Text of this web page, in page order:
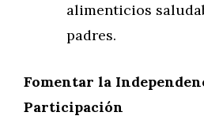
alimenticios
padres.
Fomentar la
Participación